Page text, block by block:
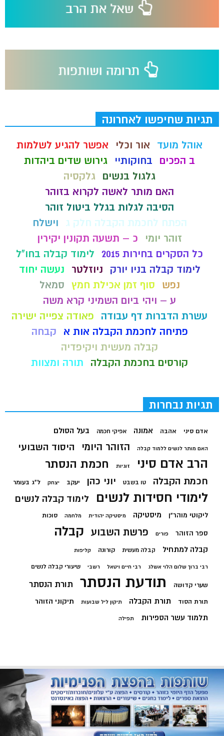
תגיות שחיפשו לאחרונה
אוהל מועד אור וכלי
אפשר להגיע לשלמות
ב הפכים
בחוקותיי
גירוש שדים ביהדות
גלגול בנשים גלקסיה
האם מותר לאשה לקרוא בזוהר
הסיבה לגלות בגלל ביטול זוהר
הפתח לחכמת הקבלה חלק ג
וישלח
זוהר יומי
כ – תשעה תקונין יקירין
כל הסקרים בחירות 2015
לימוד קבלה בחו"ל
לימוד קבלה בניו יורק
ניוזלטר
נעשה יחוד
נפש
סוף זמן אכילת חמץ סמאל
ע – ויהי ביום השמיני קרא משה
עשרת הדברות דף עבודה
פאודה צפייה ישירה
פתיחה לחכמת הקבלה אות א
קבחה
קבלה מעשית ויקיפדיה
קורסים בחכמת הקבלה
תורה ומצוות
תגיות נבחרות
אדם סיני אהבה אמונה אפיקי חכמה בעל הסולם
האם מותר לנשים ללמוד קבלה הזוהר היומי היסוד השבועי
הרב אדם סיני זוגיות חכמת הנסתר
חכמת הקבלה טו בשבט יוני כהן יעקב יצחק ל"ג בעומר
לימודי חסידות לנשים לימוד קבלה לנשים
ליקוטי מוהר"ן מיסטיקה מיסטיקה יהודית מלחמה סוכות
ספר הזוהר פורים פרשת השבוע קבלה
קבלה למתחיל קבלה מעשית קורונה קליפות
רבי ברוך שלום הלוי אשלג רבי חיים ויטאל רשבי שיעורי קבלה לנשים
שערי קדושה תודעת הנסתר תורת הנסתר
תורת הסוד תורת הקבלה תיקון ליל שבועות תיקוני הזוהר
תלמוד עשר הספירות תפילה